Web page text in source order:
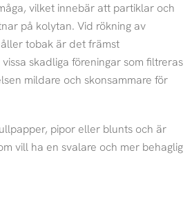
vilket innebär att partiklar och
på kolytan. Vid rökning av
tobak är det främst
skadliga föreningar som filtreras
mildare och skonsammare för
pipor eller blunts och är
vill ha en svalare och mer behaglig